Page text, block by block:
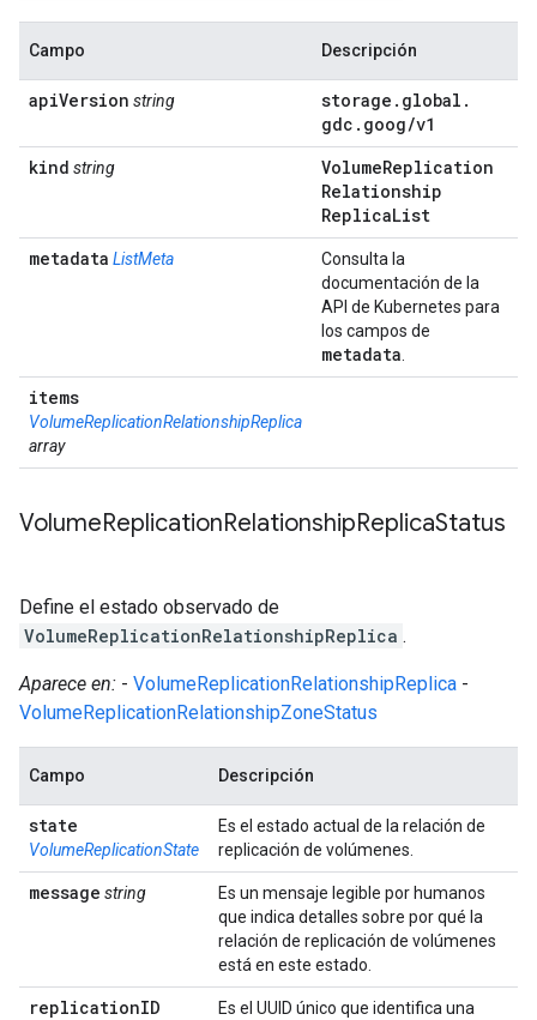
Campo Descripción
apiVersion string storage . global .
gdc . goog/v1
kind string VolumeReplication
Relationship
ReplicaList
metadata ListMeta
Consulta la
documentación de la
API de Kubernetes para
los campos de
metadata
items
VolumeReplicationRelationshipReplica
array
VolumeReplicationRelationshipReplicaStatus
Define el estado observado de
VolumeReplicationRelationshipReplica .
Aparece en: - VolumeReplicationRelationshipReplica -
VolumeReplicationRelationshipZoneStatus
Campo Descripción
state
VolumeReplicationState
Es el estado actual de la relación de
replicación de volúmenes.
message string
Es un mensaje legible por humanos
que indica detalles sobre por qué la
relación de replicación de volúmenes
está en este estado.
replicationID
Es el UUID único que identifica una